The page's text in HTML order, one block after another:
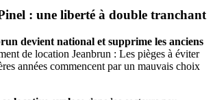
: une liberté à double tranchant
devient national et supprime les anciens
de location Jeanbrun : Les pièges à éviter
années commencent par un mauvais choix